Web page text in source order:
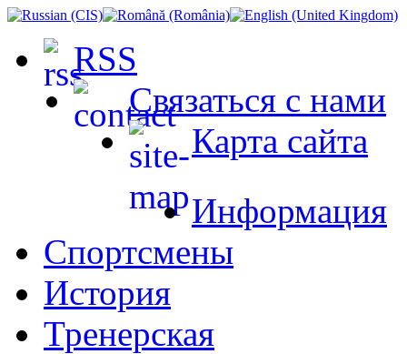
RSS
Связаться с нами
Карта сайта
Информация
Спортсмены
История
Тренерская